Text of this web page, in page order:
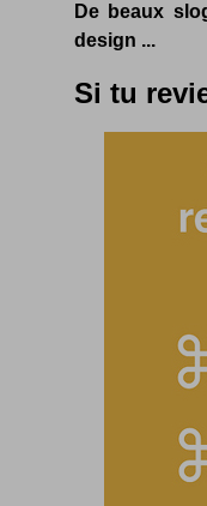
De beaux
design ...
Si tu